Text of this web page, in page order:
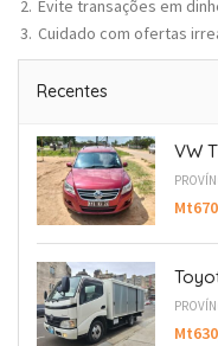
Evite transações em
Cuidado com ofertas
Recentes
VW